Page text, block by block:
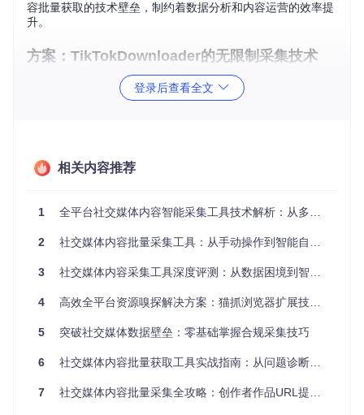
容批量获取的技术壁垒，制约着数据分析和内容运营的效率提
升。
方案：TikTokDownloader的无限制采集技术
技术原理：数字钥匙与数据通道
责从账号主页链接中提取sec_user_id（账号唯一数字指
纹），这是访问目标账号内容的通行证。
内容数据获取器[src/interface/account_tiktok.py]：作为数
据通道，通过模拟客户端请求与TikTok服务器建立安全连
接，分页获取账号下的所有作品元数据。
这两个模块协同工作，就像一把精密的钥匙打开了内容宝库的
大门，既保证了数据获取的合法性，又突破了平台的默认限
准备阶段：环境搭建与配置检查
🔍环境检查清单
Python 3.8+环境
登录后查看全文
相关内容推荐
1 全平台社交媒体内容智能采集工具技术解析：从多平台适配到合规管理的完整方案
2 社交媒体内容批量采集工具：从手动操作到智能自动化的效率革命
3 社交媒体内容采集工具深度评测：从数据困境到智能解决方案
4 高效全平台资源嗅探解决方案：猫抓浏览器扩展技术测评与应用指南
5 突破社交媒体数据壁垒：零基础掌握合规采集技巧
6 社交媒体内容批量获取工具实战指南：从问题诊断到自动化采集
7 社交媒体内容批量采集全攻略：创作者作品URL提取技术与实践